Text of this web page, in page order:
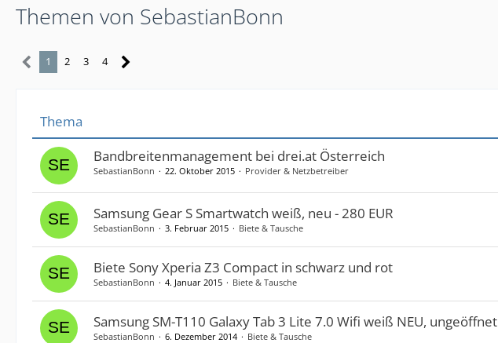
Themen von SebastianBonn
1 2 3 4
Thema
Bandbreitenmanagement bei drei.at Österreich
SebastianBonn 22. Oktober 2015 Provider & Netzbetreiber
Samsung Gear S Smartwatch weiß, neu - 280 EUR
SebastianBonn 3. Februar 2015 Biete & Tausche
Biete Sony Xperia Z3 Compact in schwarz und rot
SebastianBonn 4. Januar 2015 Biete & Tausche
Samsung SM-T110 Galaxy Tab 3 Lite 7.0 Wifi weiß NEU, ungeöffnet
SebastianBonn 6. Dezember 2014 Biete & Tausche